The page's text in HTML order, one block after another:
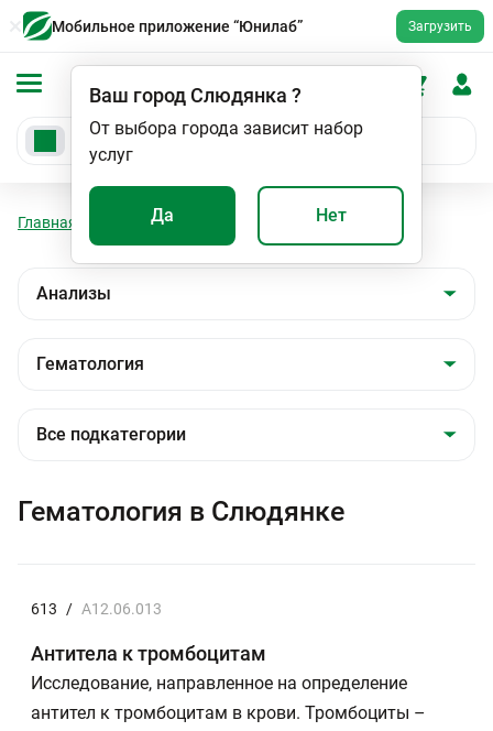
Мобильное приложение “Юнилаб” Загрузить
Ваш городСлюдянка ?
От выбора города зависит набор
услуг
Да Нет
Главная Анализы Гематология
Гематология в Слюдянке
613 / A12.06.013
Антитела к тромбоцитам
Исследование, направленное на определение
антител к тромбоцитам в крови. Тромбоциты –